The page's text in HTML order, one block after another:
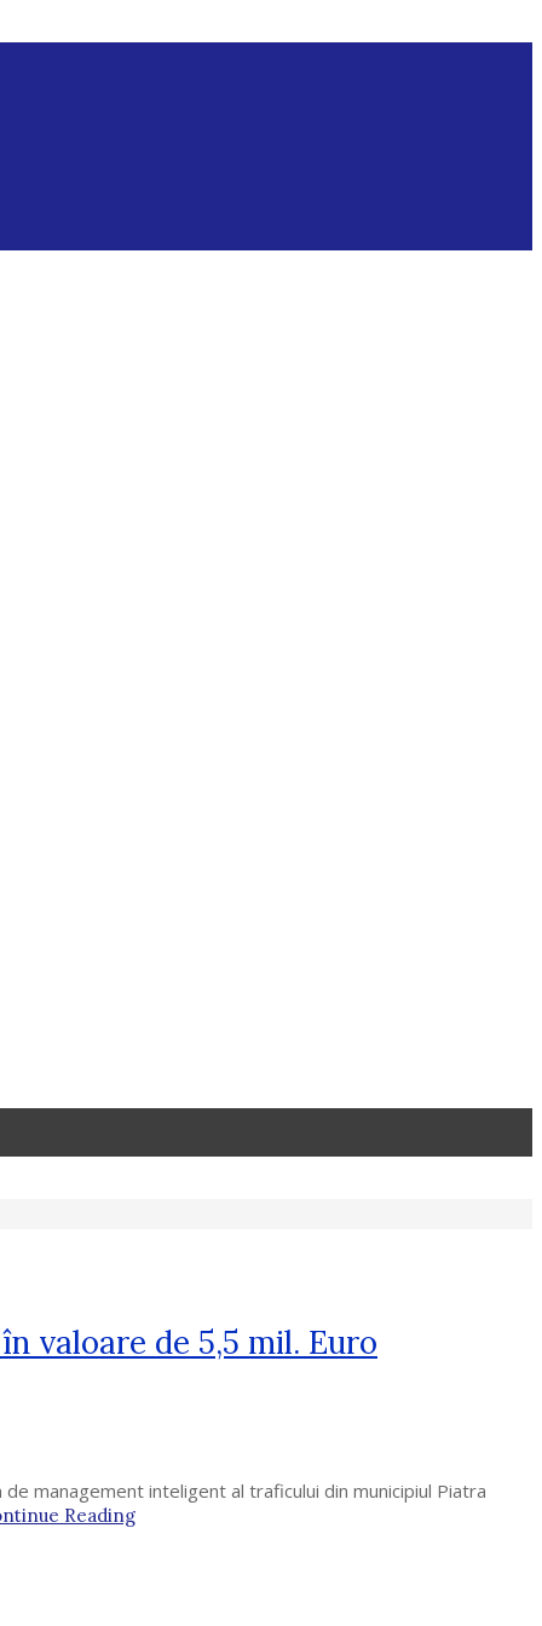
valoare de 5,5 mil. Euro
management inteligent al traficului din municipiul Piatra
Reading